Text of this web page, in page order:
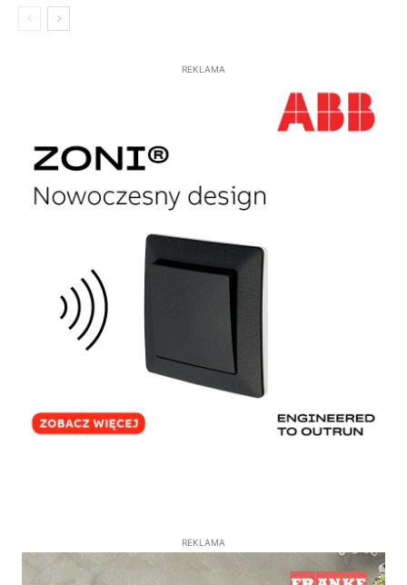
REKLAMA
REKLAMA